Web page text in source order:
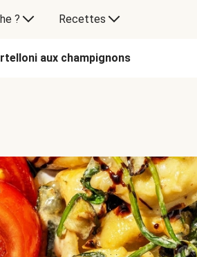
? Recettes
aux champignons